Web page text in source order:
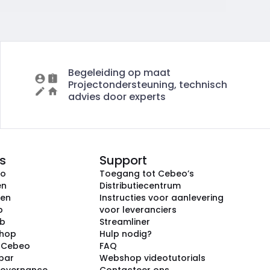
Begeleiding op maat
Projectondersteuning, technisch
advies door experts
Support
Toegang tot Cebeo’s
Distributiecentrum
Instructies voor aanlevering
voor leveranciers
Streamliner
Hulp nodig?
FAQ
Webshop videotutorials